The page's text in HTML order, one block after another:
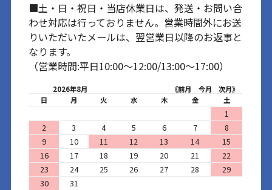
■土・日・祝日・当店休業日は、発送・お問い合
わせ対応は行っておりません。営業時間外にお送
りいただいたメールは、翌営業日以降のお返事と
なります。
（営業時間:平日10:00～12:00/13:00～17:00）
2026年8月 《前月 今月
次月》
日
月 火 水 木 金 土
1
2
3 4 5 6 7
8
9
10 11 12 13 14
15
16
17 18 19 20 21
22
23
24 25 26 27 28
29
30
31